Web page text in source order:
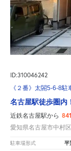
ID:310046242
《２番》太閤5-6-8駐
名古屋駅徒歩圏内
近鉄名古屋駅から
愛知県名古屋市中村
駐車場形式 平